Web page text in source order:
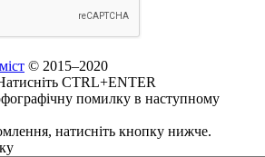
© 2015–2020
CTRL+ENTER
помилку в наступному
натисніть кнопку нижче.